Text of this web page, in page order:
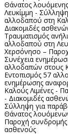
Θάνατος
Λευκίμμη -
αλλοδαπού στη
Διακομιδές
Τραυματισμός
αλλοδαπού στη
Χερσόνησο –
Συνέχεια
αλλοδαπών στους
Εντοπισμός 57
ενημέρωσης
Καλούς Λιμένες -
- Διακομιδές
Σύλληψη για
Θάνατος
Παροχή
ασθενούς